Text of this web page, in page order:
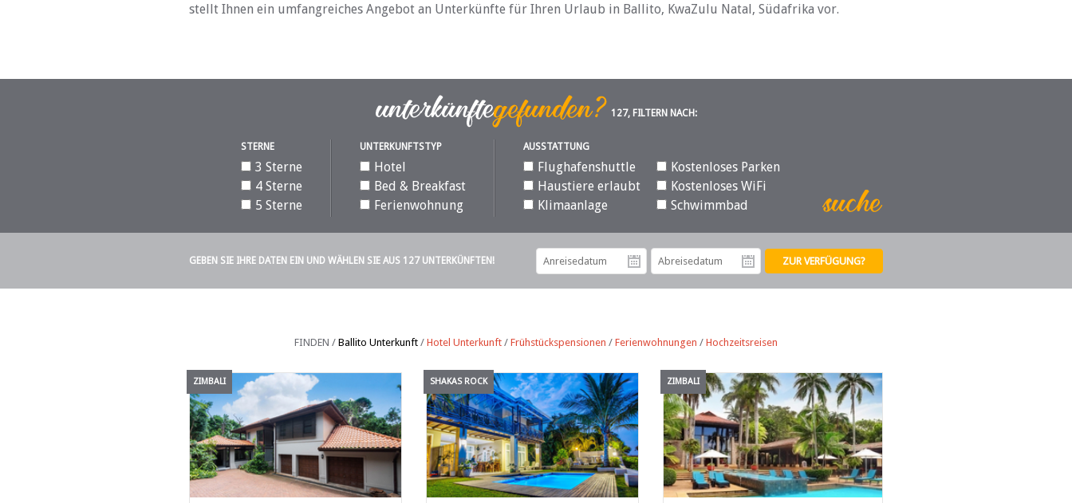
stellt Ihnen ein umfangreiches Angebot an Unterkünfte für Ihren Urlaub in Ballito, KwaZulu Natal, Südafrika vor.
127, FILTERN NACH:
STERNE
3 Sterne
4 Sterne
5 Sterne
UNTERKUNFTSTYP
Hotel
Bed & Breakfast
Ferienwohnung
AUSSTATTUNG
Flughafenshuttle
Kostenloses Parken
Haustiere erlaubt
Kostenloses WiFi
Klimaanlage
Schwimmbad
GEBEN SIE IHRE DATEN EIN UND WÄHLEN SIE AUS 127 UNTERKÜNFTEN!
FINDEN / Ballito Unterkunft / Hotel Unterkunft / Frühstückspensionen / Ferienwohnungen / Hochzeitsreisen
ZIMBALI SHAKAS ROCK ZIMBALI